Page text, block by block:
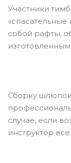
Участники
собой рафты,
Сборку
случае, если
инструктор